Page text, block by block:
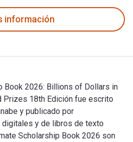
información
Book 2026: Billions of Dollars in
Prizes 18th Edición fue escrito
y publicado por
digitales y de libros de texto
Scholarship Book 2026 son